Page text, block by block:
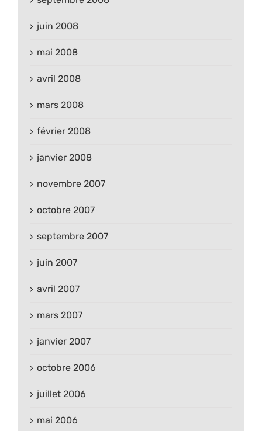
juin 2008
mai 2008
avril 2008
mars 2008
février 2008
janvier 2008
novembre 2007
octobre 2007
septembre 2007
juin 2007
avril 2007
mars 2007
janvier 2007
octobre 2006
juillet 2006
mai 2006